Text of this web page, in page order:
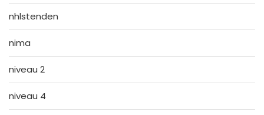
nhlstenden
nima
niveau 2
niveau 4